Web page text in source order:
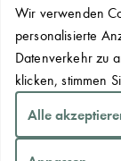
Wir verwenden
personalisierte
Datenverkehr zu
klicken, stimmen
Alle
Erklärung
Kontakt
Cookie-